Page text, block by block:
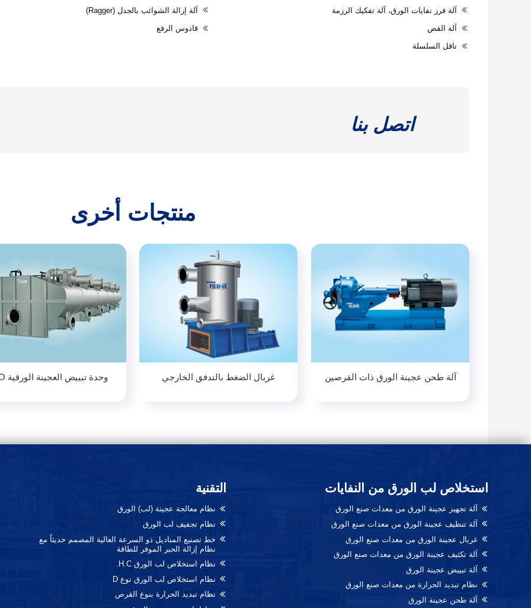
آلة فرز نفايات الورق، آلة تفكيك الرزمة آلة إزالة الشوائب بالجدل (Ragger)
آلة القص قادوس الرفع
ناقل السلسلة
اتصل بنا
منتجات أخرى
آلة طحن عجينة الورق ذات القرصين غربال الضغط بالتدفق الخارجي وحدة تبييض العجينة الورقية ECO
استخلاص لب الورق من النفايات
آلة تجهيز عجينة الورق من معدات صنع الورق
آلة تنظيف عجينة الورق من معدات صنع الورق
غربال عجينة الورق من معدات صنع الورق
آلة تكثيف عجينة الورق من معدات صنع الورق
آلة تبييض عجينة الورق
نظام تبديد الحرارة من معدات صنع الورق
آلة طحن عجينة الورق
التقنية
نظام معالجة عجينة (لب) الورق
نظام تجفيف لب الورق
خط تصنيع المناديل ذو السرعة العالية المصمم حديثاً مع
نظام إزالة الحبر الموفر للطاقة
نظام استخلاص لب الورق H.C.
نظام استخلاص لب الورق نوع D
نظام تبديد الحرارة بنوع القرص